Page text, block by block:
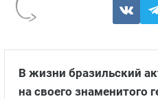
В жизни бразильский
на своего знаменитого